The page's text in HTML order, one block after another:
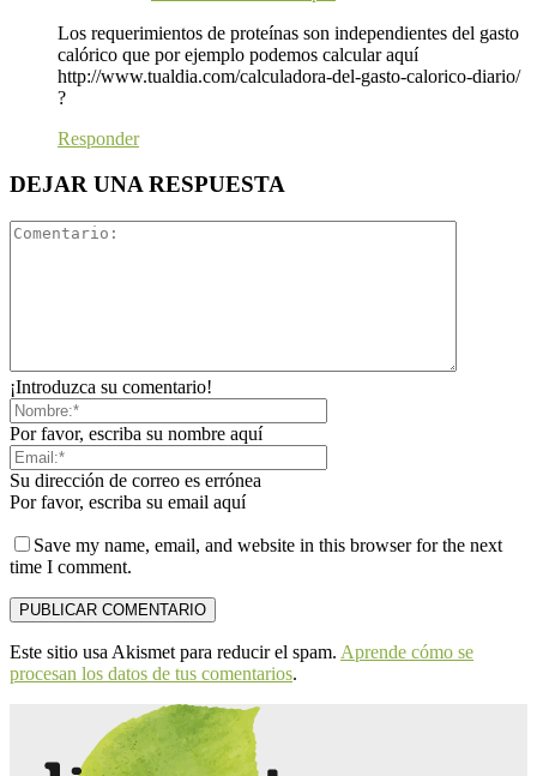
Los requerimientos de proteínas son independientes del gasto
calórico que por ejemplo podemos calcular aquí
http://www.tualdia.com/calculadora-del-gasto-calorico-diario/
?
Responder
DEJAR UNA RESPUESTA
¡Introduzca su comentario!
Por favor, escriba su nombre aquí
Su dirección de correo es errónea
Por favor, escriba su email aquí
Save my name, email, and website in this browser for the next
time I comment.
Este sitio usa Akismet para reducir el spam. Aprende cómo se
procesan los datos de tus comentarios.